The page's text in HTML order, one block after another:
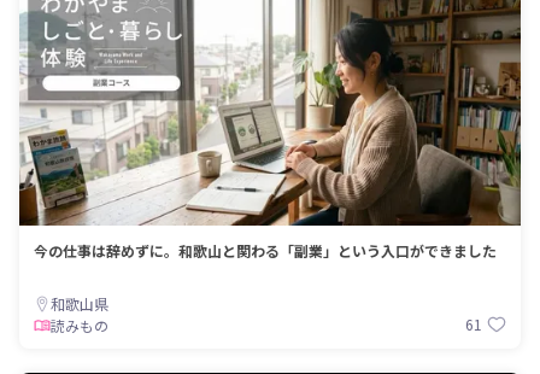
今の仕事は辞めずに。和歌山と関わる「副業」という入口ができました
和歌山県
読みもの
61